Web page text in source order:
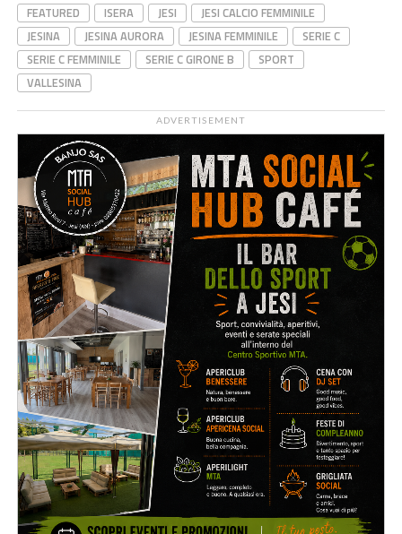
FEATURED
ISERA JESI
JESI CALCIO FEMMINILE
JESINA
JESINA AURORA JESINA FEMMINILE
SERIE C
SERIE C FEMMINILE
SERIE C GIRONE B
SPORT
VALLESINA
ADVERTISEMENT